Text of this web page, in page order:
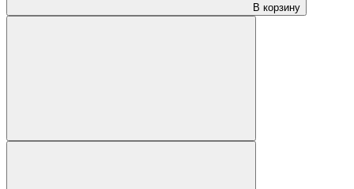
В корзину